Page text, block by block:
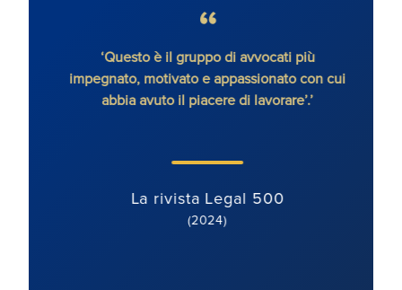
‘Questo è il gruppo di avvocati più
impegnato, motivato e appassionato con cui
abbia avuto il piacere di lavorare’.’
La rivista Legal 500
(2024)